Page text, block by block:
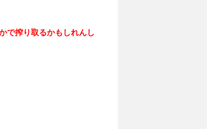
で搾り取るかもしれんし